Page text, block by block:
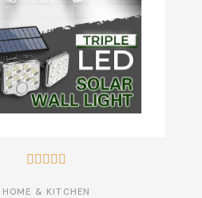
    
HOME & KITCHEN